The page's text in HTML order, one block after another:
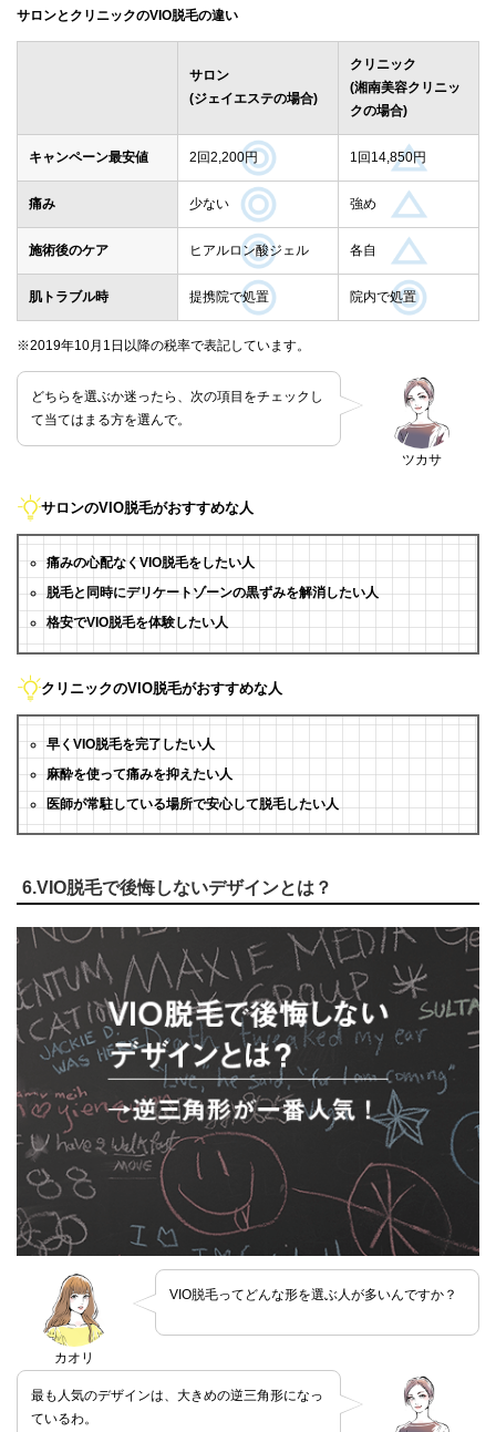
サロンとクリニックのVIO脱毛の違い
サロン
(ジェイエステの場合)
クリニック
(湘南美容クリニッ
クの場合)
キャンペーン最安値 2回2,200円 1回14,850円
痛み 少ない 強め
施術後のケア ヒアルロン酸ジェル 各自
肌トラブル時 提携院で処置 院内で処置
※2019年10月1日以降の税率で表記しています。
ツカサ
どちらを選ぶか迷ったら、次の項目をチェックし
て当てはまる方を選んで。
サロンのVIO脱毛がおすすめな人
痛みの心配なくVIO脱毛をしたい人
脱毛と同時にデリケートゾーンの黒ずみを解消したい人
格安でVIO脱毛を体験したい人
クリニックのVIO脱毛がおすすめな人
早くVIO脱毛を完了したい人
麻酔を使って痛みを抑えたい人
医師が常駐している場所で安心して脱毛したい人
6.VIO脱毛で後悔しないデザインとは？
カオリ
VIO脱毛ってどんな形を選ぶ人が多いんですか？
最も人気のデザインは、大きめの逆三角形になっ
ているわ。